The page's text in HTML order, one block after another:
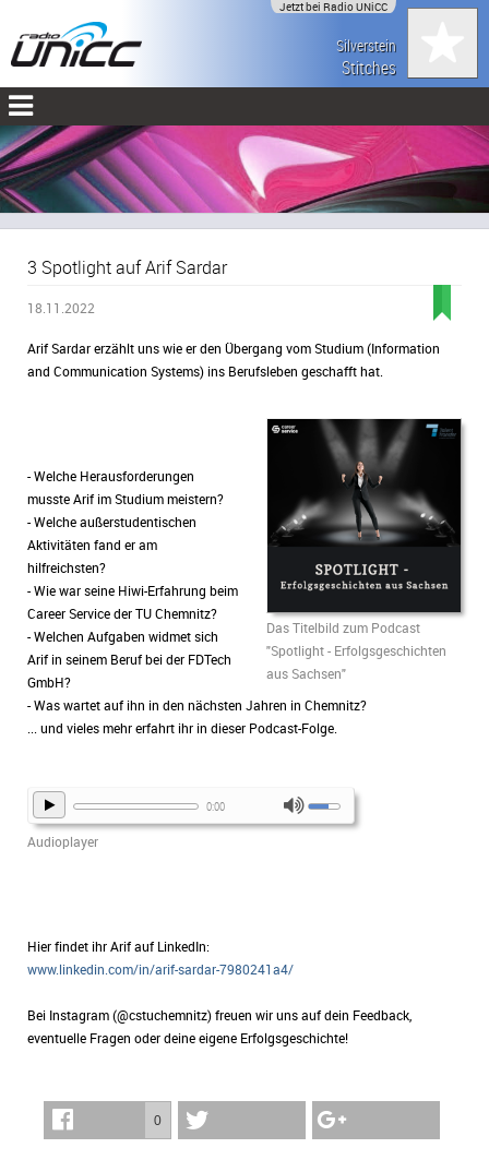
Jetzt bei Radio UNiCC
Silverstein
Stitches
3 Spotlight auf Arif Sardar
18.11.2022
Arif Sardar erzählt uns wie er den Übergang vom Studium (Information
and Communication Systems) ins Berufsleben geschafft hat.
Das Titelbild zum Podcast
"Spotlight - Erfolgsgeschichten
aus Sachsen"
- Welche Herausforderungen
musste Arif im Studium meistern?
- Welche außerstudentischen
Aktivitäten fand er am
hilfreichsten?
- Wie war seine Hiwi-Erfahrung beim
Career Service der TU Chemnitz?
- Welchen Aufgaben widmet sich
Arif in seinem Beruf bei der FDTech
GmbH?
- Was wartet auf ihn in den nächsten Jahren in Chemnitz?
... und vieles mehr erfahrt ihr in dieser Podcast-Folge.
0:00
Audioplayer
Hier findet ihr Arif auf LinkedIn:
www.linkedin.com/in/arif-sardar-7980241a4/
Bei Instagram (@cstuchemnitz) freuen wir uns auf dein Feedback,
eventuelle Fragen oder deine eigene Erfolgsgeschichte!
0